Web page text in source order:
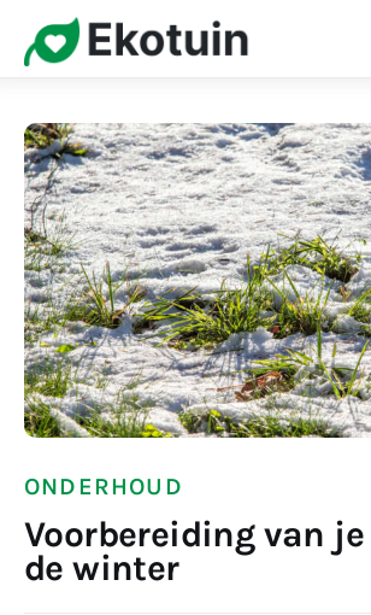
Home
Gazon
Onderhoud
Planten
Snoeien
Ziekten & Plagen
ONDERHOUD
Voorbereiding van
de winter